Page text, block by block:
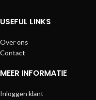
USEFUL LINKS
Over ons
Contact
MEER INFORMATIE
Inloggen klant